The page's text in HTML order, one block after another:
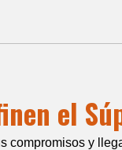
el
compromisos y